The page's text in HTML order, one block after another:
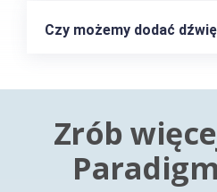
Czy możemy dodać
Zrób